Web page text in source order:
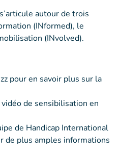
autour de trois
(INformed), le
(INvolved).
pour en savoir plus sur la
de sensibilisation en
de Handicap International
de plus amples informations